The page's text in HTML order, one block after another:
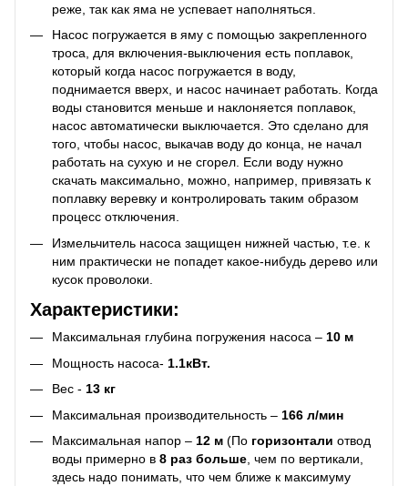
реже, так как яма не успевает наполняться.
Насос погружается в яму с помощью закрепленного
троса, для включения-выключения есть поплавок,
который когда насос погружается в воду,
поднимается вверх, и насос начинает работать. Когда
воды становится меньше и наклоняется поплавок,
насос автоматически выключается. Это сделано для
того, чтобы насос, выкачав воду до конца, не начал
работать на сухую и не сгорел. Если воду нужно
скачать максимально, можно, например, привязать к
поплавку веревку и контролировать таким образом
процесс отключения.
Измельчитель насоса защищен нижней частью, т.е. к
ним практически не попадет какое-нибудь дерево или
кусок проволоки.
Характеристики:
Максимальная глубина погружения насоса – 10 м
Мощность насоса- 1.1кВт.
Вес - 13 кг
Максимальная производительность – 166 л/мин
Максимальная напор – 12 м (По горизонтали отвод
воды примерно в 8 раз больше , чем по вертикали,
здесь надо понимать, что чем ближе к максимуму